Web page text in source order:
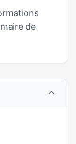
de